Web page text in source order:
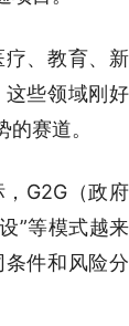
、教育、新
些领域刚好
赛道。
G2G（政府
”等模式越来
件和风险分